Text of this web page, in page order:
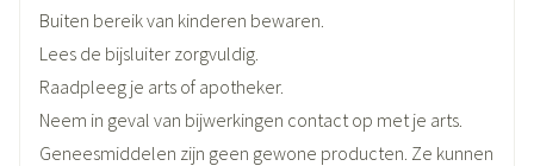
112 mm
Diepte 68 mm
Buiten bereik van kinderen bewaren.
Lees de bijsluiter zorgvuldig.
Raadpleeg je arts of apotheker.
Neem in geval van bijwerkingen contact op met je arts.
Geneesmiddelen zijn geen gewone producten. Ze kunnen